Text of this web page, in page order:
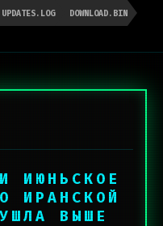
UPDATES.LOG DOWNLOAD.BIN
ИЮНЬСКОЕ
ИРАНСКОЙ
ВЫШЕ